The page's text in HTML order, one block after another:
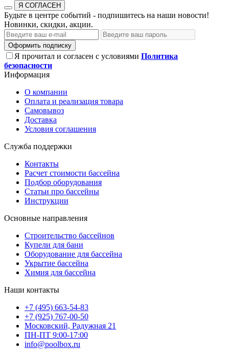
Я СОГЛАСЕН
Будьте в центре событий - подпишитесь на наши новости!
Новинки, скидки, акции.
Оформить подписку
Я прочитал и согласен с условиями Политика
безопасности
Информация
О компании
Оплата и реализация товара
Самовывоз
Доставка
Условия соглашения
Служба поддержки
Контакты
Расчет стоимости бассейна
Подбор оборудования
Статьи про бассейны
Инструкции
Основные направления
Строительство бассейнов
Купели для бани
Оборудование для бассейна
Укрытие бассейна
Химия для бассейна
Наши контакты
+7 (495) 663-54-83
+7 (925) 767-00-50
Московский, Радужная 21
ПН-ПТ 9:00-17:00
info@poolbox.ru